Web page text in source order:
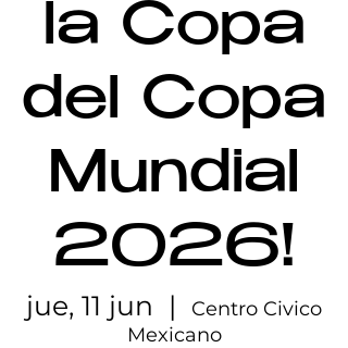
la Copa
del Copa
Mundial
2026!
jue, 11 jun
  |
Centro Civico
Mexicano